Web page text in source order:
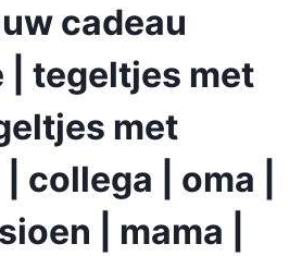
cadeau
| tegeltjes met
met
collega | oma |
| mama |